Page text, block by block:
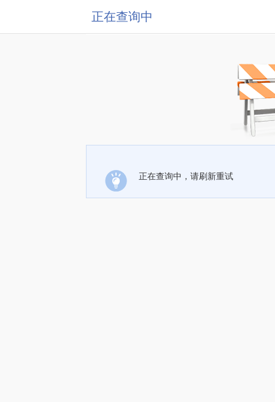
正在查询中
正在查询中，请刷新重试